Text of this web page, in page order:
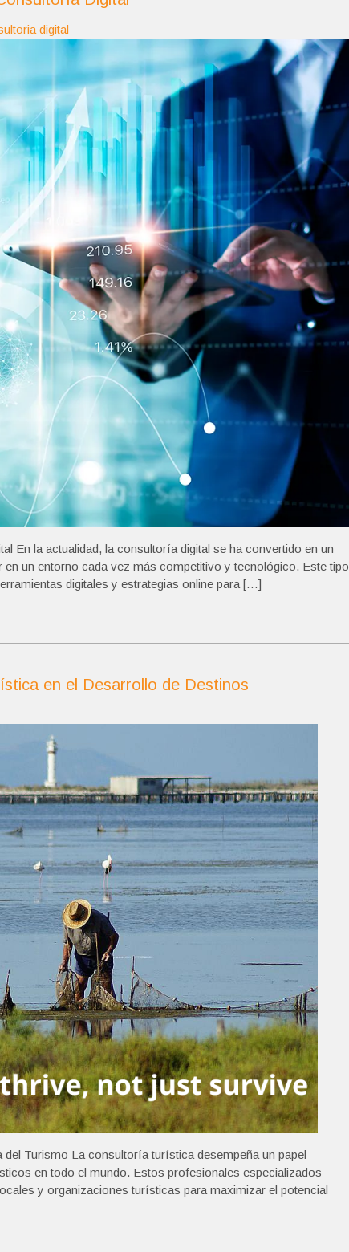
digital
En la actualidad, la consultoría digital se ha convertido en un
un entorno cada vez más competitivo y tecnológico. Este tipo
digitales y estrategias online para […]
en el Desarrollo de Destinos
Turismo La consultoría turística desempeña un papel
en todo el mundo. Estos profesionales especializados
y organizaciones turísticas para maximizar el potencial